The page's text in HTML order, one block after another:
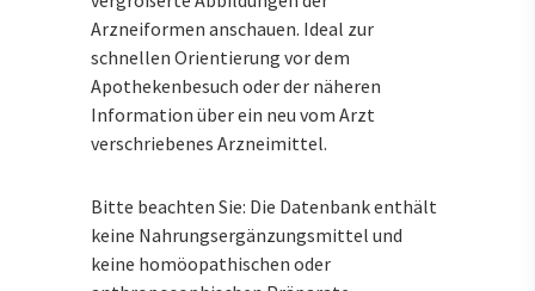
Arzneiformen anschauen. Ideal zur
schnellen Orientierung vor dem
Apothekenbesuch oder der näheren
Information über ein neu vom Arzt
verschriebenes Arzneimittel.
Bitte beachten Sie: Die Datenbank enthält
keine Nahrungsergänzungsmittel und
keine homöopathischen oder